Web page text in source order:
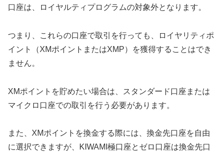
口座は、ロイヤルティプログラムの対象外となります。
つまり、これらの口座で取引を行っても、ロイヤリティポ
イント（XMポイントまたはXMP）を獲得することはでき
ません。
XMポイントを貯めたい場合は、スタンダード口座または
マイクロ口座での取引を行う必要があります。
また、XMポイントを換金する際には、換金先口座を自由
に選択できますが、KIWAMI極口座とゼロ口座は換金先口